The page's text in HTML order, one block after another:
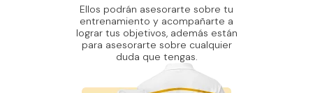
Ellos podrán asesorarte sobre tu
entrenamiento y acompañarte a
lograr tus objetivos, además están
para asesorarte sobre cualquier
duda que tengas.